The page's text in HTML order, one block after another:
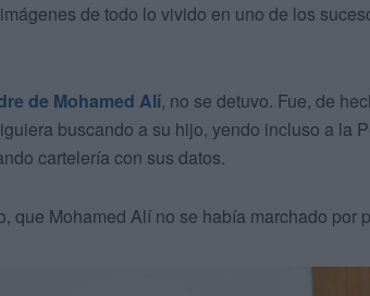
de todo lo vivido en uno de los
de Mohamed Alí, no se detuvo. Fue, de
buscando a su hijo, yendo incluso a la
cartelería con sus datos.
que Mohamed Alí no se había marchado por